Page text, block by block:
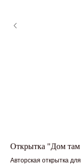
Открытка "Дом там
Авторская открытка